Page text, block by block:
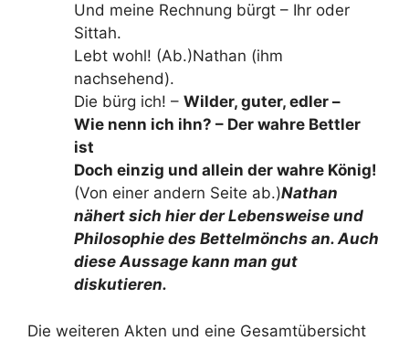
Und meine Rechnung bürgt – Ihr oder
Sittah.
Lebt wohl! (Ab.)Nathan (ihm
nachsehend).
Die bürg ich! – Wilder, guter, edler –
Wie nenn ich ihn? – Der wahre Bettler
ist
Doch einzig und allein der wahre König!
(Von einer andern Seite ab.)Nathan
nähert sich hier der Lebensweise und
Philosophie des Bettelmönchs an. Auch
diese Aussage kann man gut
diskutieren.
Die weiteren Akten und eine Gesamtübersicht